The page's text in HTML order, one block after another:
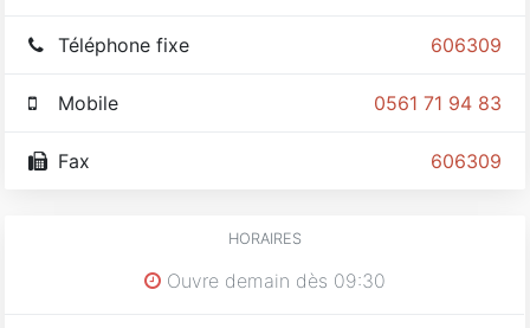
606309
Téléphone fixe
0561 71 94 83
Mobile
606309
Fax
HORAIRES
Ouvre demain dès 09:30